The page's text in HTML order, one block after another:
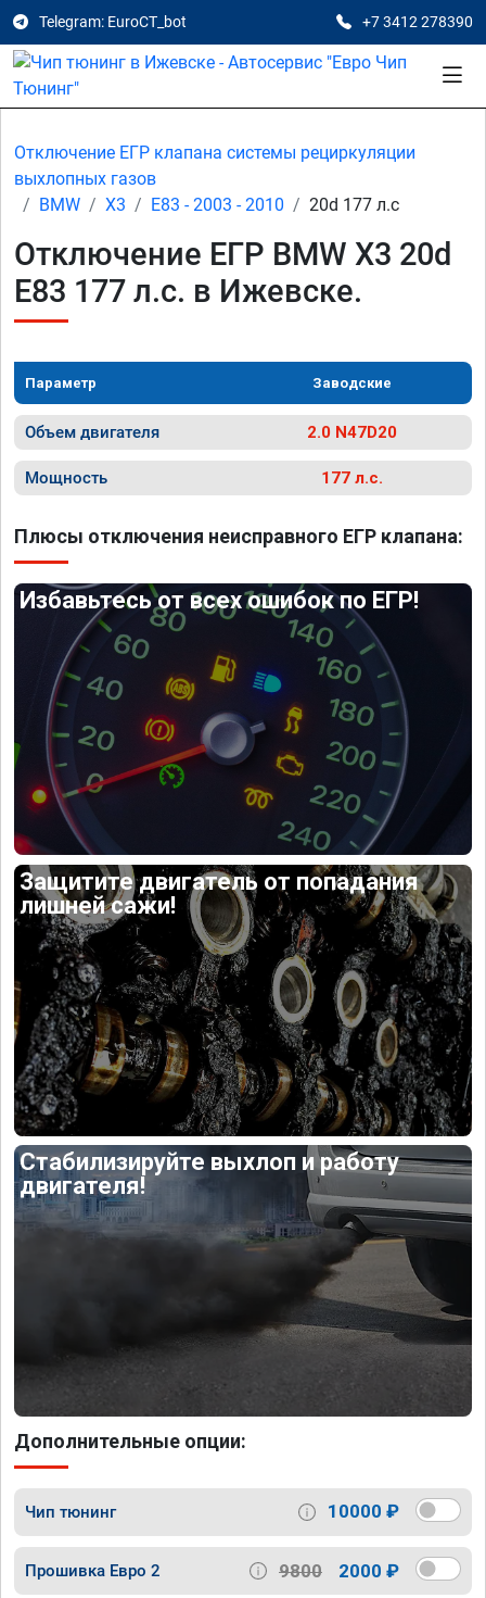
Telegram: EuroCT_bot +7 3412 278390
Отключение ЕГР клапана системы рециркуляции
выхлопных газов
BMW
X3 E83 - 2003 - 2010 20d 177 л.с
Отключение ЕГР BMW X3 20d
E83 177 л.с. в Ижевске.
Параметр Заводские
Объем двигателя 2.0 N47D20
Мощность 177 л.с.
Плюсы отключения неисправного ЕГР клапана:
Избавьтесь от всех ошибок по ЕГР!
Защитите двигатель от попадания
лишней сажи!
Стабилизируйте выхлоп и работу
двигателя!
Дополнительные опции:
Чип тюнинг 10000 ₽
Прошивка Евро 2 9800 2000 ₽